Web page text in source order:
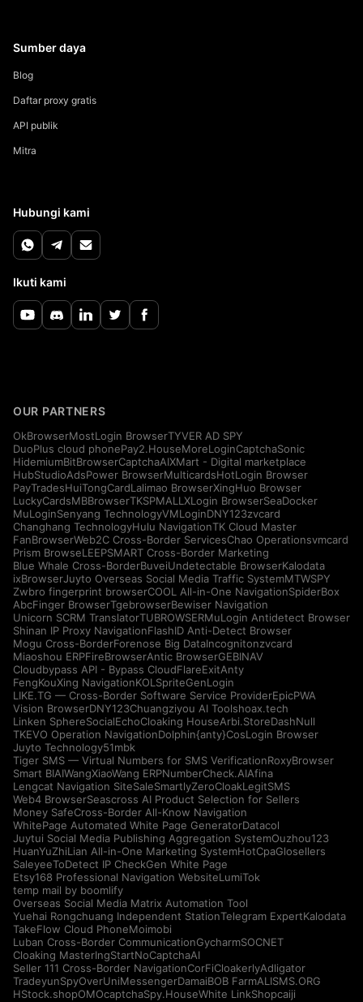
Sumber daya
Blog
Daftar proxy gratis
API publik
Mitra
Hubungi kami
Ikuti kami
OUR PARTNERS
OkBrowserMostLogin BrowserTYVER AD SPY
DuoPlus cloud phonePay2.HouseMoreLoginCaptchaSonic
HidemiumBitBrowserCaptchaAIXMart - Digital marketplace
HubStudioAdsPower BrowserMulticardsHotLogin Browser
PayTradesHuiTongCardLalimao BrowserXingHuo Browser
LuckyCardsMBBrowserTKSPMALLXLogin BrowserSeaDocker
MuLoginSenyang TechnologyVMLoginDNY123zvcard
Changhang TechnologyHulu NavigationTK Cloud Master
FanBrowserWeb2C Cross-Border ServicesChao Operationsvmcard
Prism BrowseLEEPSMART Cross-Border Marketing
Blue Whale Cross-BorderBuveiUndetectable BrowserKalodata
ixBrowserJuyto Overseas Social Media Traffic SystemMTWSPY
Zwbro fingerprint browserCOOL All-in-One NavigationSpiderBox
AbcFinger BrowserTgebrowserBewiser Navigation
Unicorn SCRM TranslatorTUBROWSERMuLogin Antidetect Browser
Shinan IP Proxy NavigationFlashID Anti-Detect Browser
Mogu Cross-BorderForenose Big DataIncognitonzvcard
Miaoshou ERPFireBrowserAntic BrowserGEBINAV
Cloudbypass API - Bypass CloudFlareExitAnty
FengKouXing NavigationKOLSpriteGenLogin
LIKE.TG — Cross-Border Software Service ProviderEpicPWA
Vision BrowserDNY123Chuangziyou AI Toolshoax.tech
Linken SphereSocialEchoCloaking HouseArbi.StoreDashNull
TKEVO Operation NavigationDolphin{anty}CosLogin Browser
Juyto Technology51mbk
Tiger SMS — Virtual Numbers for SMS VerificationRoxyBrowser
Smart BIAIWangXiaoWang ERPNumberCheck.AIAfina
Lengcat Navigation SiteSaleSmartlyZeroCloakLegitSMS
Web4 BrowserSeascross AI Product Selection for Sellers
Money SafeCross-Border All-Know Navigation
WhitePage Automated White Page GeneratorDatacol
Juytui Social Media Publishing Aggregation SystemOuzhou123
HuanYuZhiLian All-in-One Marketing SystemHotCpaGlosellers
SaleyeeToDetect IP CheckGen White Page
Etsy168 Professional Navigation WebsiteLumiTok
temp mail by boomlify
Overseas Social Media Matrix Automation Tool
Yuehai Rongchuang Independent StationTelegram ExpertKalodata
TakeFlow Cloud PhoneMoimobi
Luban Cross-Border CommunicationGycharmSOCNET
Cloaking MasterIngStartNoCaptchaAI
Seller 111 Cross-Border NavigationCorFiCloakerlyAdligator
TradeyunSpyOverUniMessengerDamaiBOB FarmALISMS.ORG
HStock.shopOMOcaptchaSpy.HouseWhite LinkShopcaiji